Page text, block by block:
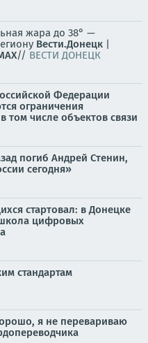
жара до 38° —
Вести.Донецк |
// ВЕСТИ ДОНЕЦК
Федерации
ограничения
том числе объектов связи
погиб Андрей Стенин,
сегодня»
стартовал: в Донецке
цифровых
стандартам
я не перевариваю